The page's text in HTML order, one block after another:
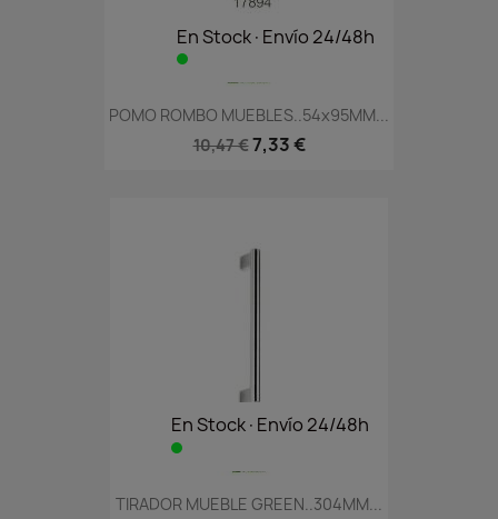
En Stock·Envío 24/48h
POMO ROMBO MUEBLES..54x95MM...
10,47 €7,33 €
En Stock·Envío 24/48h
TIRADOR MUEBLE GREEN..304MM...